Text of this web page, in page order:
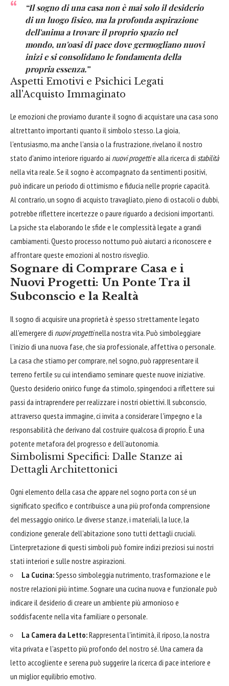
“Il sogno di una casa non è mai solo il desiderio
di un luogo fisico, ma la profonda aspirazione
dell'anima a trovare il proprio spazio nel
mondo, un'oasi di pace dove germogliano nuovi
inizi e si consolidano le fondamenta della
propria essenza.”
Aspetti Emotivi e Psichici Legati
all'Acquisto Immaginato
Le emozioni che proviamo durante il sogno di acquistare una casa sono
altrettanto importanti quanto il simbolo stesso. La gioia,
l'entusiasmo, ma anche l'ansia o la frustrazione, rivelano il nostro
stato d'animo interiore riguardo ai nuovi progettie alla ricerca di stabilità
nella vita reale. Se il sogno è accompagnato da sentimenti positivi,
può indicare un periodo di ottimismo e fiducia nelle proprie capacità.
Al contrario, un sogno di acquisto travagliato, pieno di ostacoli o dubbi,
potrebbe riflettere incertezze o paure riguardo a decisioni importanti.
La psiche sta elaborando le sfide e le complessità legate a grandi
cambiamenti. Questo processo notturno può aiutarci a riconoscere e
affrontare queste emozioni al nostro risveglio.
Sognare di Comprare Casa e i
Nuovi Progetti: Un Ponte Tra il
Subconscio e la Realtà
Il sogno di acquisire una proprietà è spesso strettamente legato
all'emergere di nuovi progettinella nostra vita. Può simboleggiare
l'inizio di una nuova fase, che sia professionale, affettiva o personale.
La casa che stiamo per comprare, nel sogno, può rappresentare il
terreno fertile su cui intendiamo seminare queste nuove iniziative.
Questo desiderio onirico funge da stimolo, spingendoci a riflettere sui
passi da intraprendere per realizzare i nostri obiettivi. Il subconscio,
attraverso questa immagine, ci invita a considerare l'impegno e la
responsabilità che derivano dal costruire qualcosa di proprio. È una
potente metafora del progresso e dell'autonomia.
Simbolismi Specifici: Dalle Stanze ai
Dettagli Architettonici
Ogni elemento della casa che appare nel sogno porta con sé un
significato specifico e contribuisce a una più profonda comprensione
del messaggio onirico. Le diverse stanze, i materiali, la luce, la
condizione generale dell'abitazione sono tutti dettagli cruciali.
L'interpretazione di questi simboli può fornire indizi preziosi sui nostri
stati interiori e sulle nostre aspirazioni.
La Cucina:Spesso simboleggia nutrimento, trasformazione e le
nostre relazioni più intime. Sognare una cucina nuova e funzionale può
indicare il desiderio di creare un ambiente più armonioso e
soddisfacente nella vita familiare o personale.
La Camera da Letto:Rappresenta l'intimità, il riposo, la nostra
vita privata e l'aspetto più profondo del nostro sé. Una camera da
letto accogliente e serena può suggerire la ricerca di pace interiore e
un miglior equilibrio emotivo.